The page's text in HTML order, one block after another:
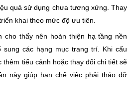
quả sử dụng chưa tương xứng. Thay
khai theo mức độ ưu tiên.
cho thấy nên hoàn thiện hạ tầng nền
các hạng mục trang trí. Khi cấu
tiểu cảnh hoặc thay đổi chi tiết sẽ
này giúp hạn chế việc phải tháo dỡ